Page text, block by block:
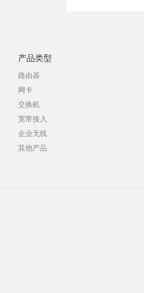
产品类型
路由器
网卡
交换机
宽带接入
企业无线
其他产品